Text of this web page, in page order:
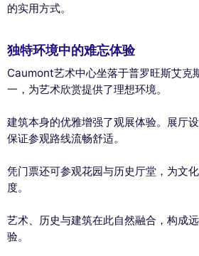
的实用方式。
独特环境中的难忘体验
Caumont艺术中心坐落于普罗旺斯艾克
一，为艺术欣赏提供了理想环境。
建筑本身的优雅增强了观展体验。展厅
保证参观路线流畅舒适。
凭门票还可参观花园与历史厅堂，为文
度。
艺术、历史与建筑在此自然融合，构成
验。